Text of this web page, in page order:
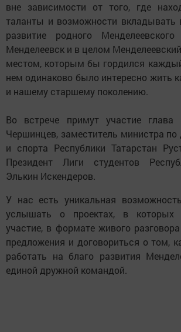
вне зависимости от того, где
таланты и возможности вкладывать
развитие родного
Менделеевск и в целом
местом, которым бы гордился
нем одинаково было интересно жить
и нашему старшему поколению.
Во встрече примут участие глава
Чершинцев, заместитель министра
и спорта Республики Татарстан
Президент Лиги студентов
Элькин Искендеров.
У нас есть уникальная
услышать о проектах, в которых
участие, в формате живого
предложения и договориться о том,
работать на благо развития
единой дружной командой.